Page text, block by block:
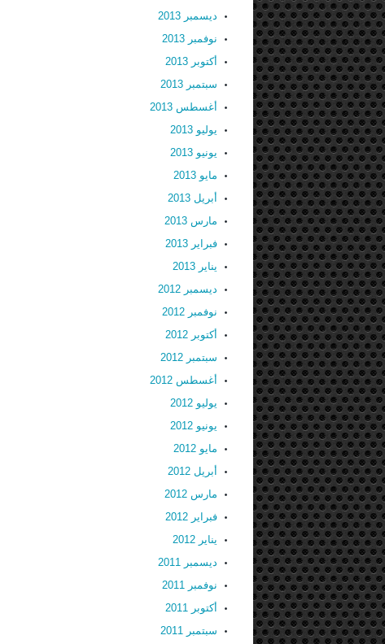
ديسمبر 2013
نوفمبر 2013
أكتوبر 2013
سبتمبر 2013
أغسطس 2013
يوليو 2013
يونيو 2013
مايو 2013
أبريل 2013
مارس 2013
فبراير 2013
يناير 2013
ديسمبر 2012
نوفمبر 2012
أكتوبر 2012
سبتمبر 2012
أغسطس 2012
يوليو 2012
يونيو 2012
مايو 2012
أبريل 2012
مارس 2012
فبراير 2012
يناير 2012
ديسمبر 2011
نوفمبر 2011
أكتوبر 2011
سبتمبر 2011